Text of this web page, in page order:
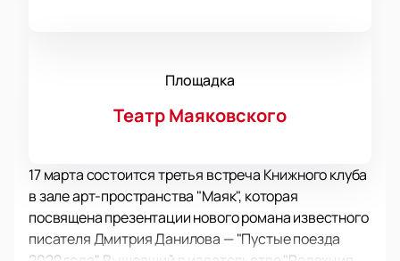
Площадка
Театр Маяковского
17 марта состоится третья встреча Книжного клуба
в зале арт-пространства "Маяк", которая
посвящена презентации нового романа известного
писателя Дмитрия Данилова — "Пустые поезда